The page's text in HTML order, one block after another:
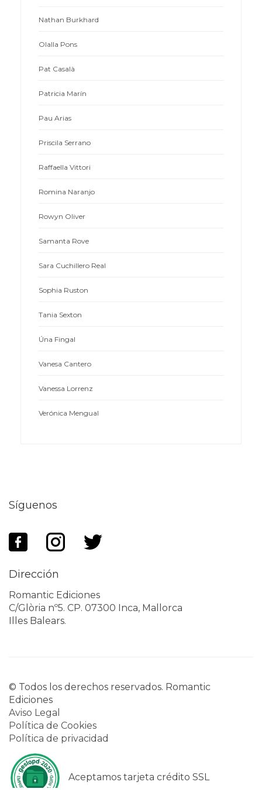
Nathan Burkhard
Olalla Pons
Pat Casalà
Patricia Marín
Pau Arias
Priscila Serrano
Raffaella Vittori
Romina Naranjo
Rowyn Oliver
Samanta Rove
Sara Cuchillero Real
Sophia Ruston
Tania Sexton
Úna Fingal
Vanesa Cantero
Vanessa Lorrenz
Verónica Mengual
Síguenos
Dirección
Romantic Ediciones
C/Glòria nº5. CP. 07300 Inca, Mallorca
Illes Balears.
© Todos los derechos reservados. Romantic
Ediciones
Aviso Legal
Política de Cookies
Política de privacidad
Aceptamos tarjeta crédito SSL